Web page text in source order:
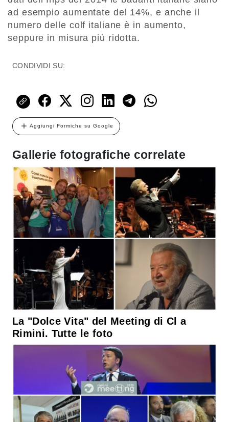
ad esempio aumentate del 14%, e anche il
numero delle colf italiane è in aumento,
seppure in misura più ridotta.
CONDIVIDI SU:
Aggiungi Formiche su Google
Gallerie fotografiche correlate
La "Dolce Vita" del Meeting di Cl a
Rimini. Tutte le foto